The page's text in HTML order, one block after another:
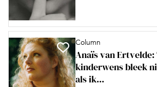
Column
Anaïs van Ertvelde:
kinderwens bleek
als ik...